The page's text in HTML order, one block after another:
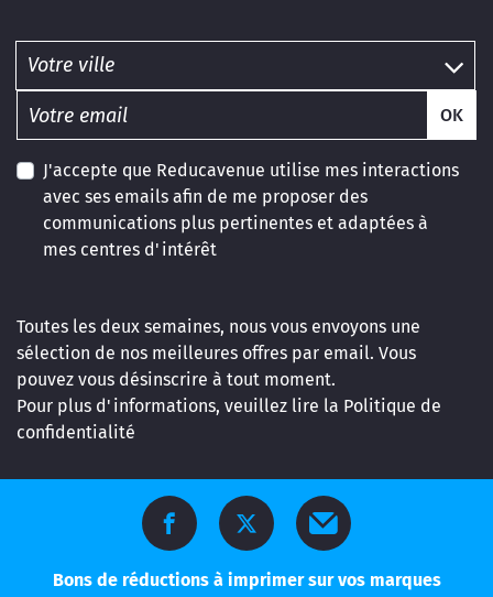
OK
J'accepte que Reducavenue utilise mes interactions
avec ses emails afin de me proposer des
communications plus pertinentes et adaptées à
mes centres d'intérêt
Toutes les deux semaines, nous vous envoyons une
sélection de nos meilleures offres par email. Vous
pouvez vous désinscrire à tout moment.
Pour plus d'informations, veuillez lire la Politique de
confidentialité
Bons de réductions à imprimer sur vos marques